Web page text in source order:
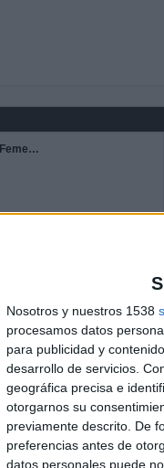
Nosotros y nuestros 1538
procesamos datos
para publicidad y
desarrollo de servicios.
geográfica precisa e
otorgarnos su
previamente descrito. De
preferencias antes de
datos personales puede
Sudamericano Femenino Sub-20
FÚTBOL DEL CANAL
que esta web recoge los
, podemos dar los siguientes